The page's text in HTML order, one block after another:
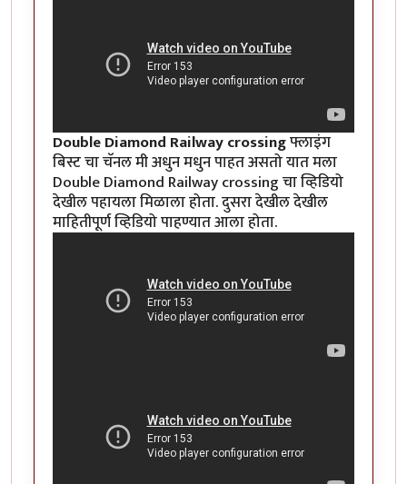
Double Diamond Railway crossingफ्लाइंग
बिस्ट चा चॅनल मी अधुन मधुन पाहत असतो यात मला
Double Diamond Railway crossing चा व्हिडियो
देखील पहायला मिळाला होता. दुसरा देखील देखील
माहितीपूर्ण व्हिडियो पाहण्यात आला होता.